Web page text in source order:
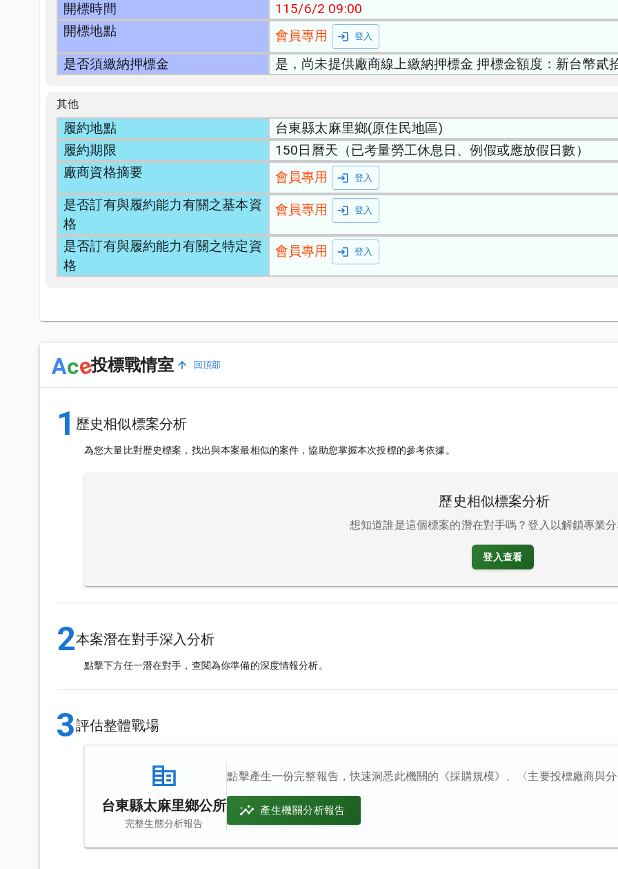
開標時間
115/6/2 09:00
開標地點
會員專用 登入
是否須繳納押標金 是，尚未提供廠商線上繳納押標金 押標金額度：新台幣貳
其他
履約地點
台東縣太麻里鄉(原住民地區)
履約期限
150日曆天（已考量勞工休息日、例假或應放假日數）
廠商資格摘要
會員專用 登入
是否訂有與履約能力有關之基本資
格
會員專用 登入
是否訂有與履約能力有關之特定資
格
會員專用 登入
Ace投標戰情室 回頂部
1 歷史相似標案分析
為您大量比對歷史標案，找出與本案最相似的案件，協助您掌握本次投標的參考依據。
歷史相似標案分析
想知道誰是這個標案的潛在對手嗎？登入以解鎖專業
登入查看
2本案潛在對手深入分析
點擊下方任一潛在對手，查閱為你準備的深度情報分析。
3評估整體戰場
台東縣太麻里鄉公所
完整生態分析報告
點擊產生一份完整報告，快速洞悉此機關的《採購規模》、〈主要投標廠商與
產生機關分析報告